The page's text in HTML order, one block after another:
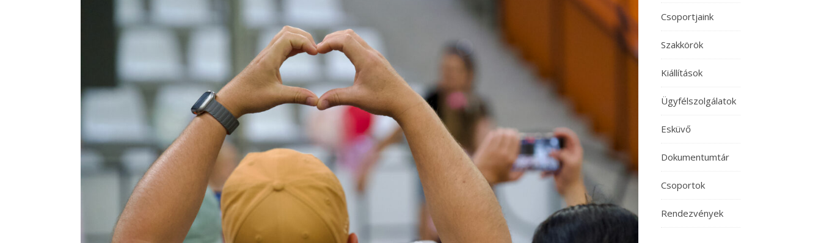
Csoportjaink
Szakkörök
Kiállítások
Ügyfélszolgálatok
Esküvő
Dokumentumtár
Csoportok
Rendezvények